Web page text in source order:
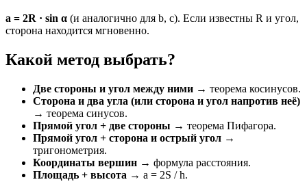
a = 2R · sin α (и аналогично для b, c). Если известны R и угол,
сторона находится мгновенно.
Какой метод выбрать?
Две стороны и угол между ними → теорема косинусов.
Сторона и два угла (или сторона и угол напротив неё)
→ теорема синусов.
Прямой угол + две стороны → теорема Пифагора.
Прямой угол + сторона и острый угол →
тригонометрия.
Координаты вершин → формула расстояния.
Площадь + высота → a = 2S / h.